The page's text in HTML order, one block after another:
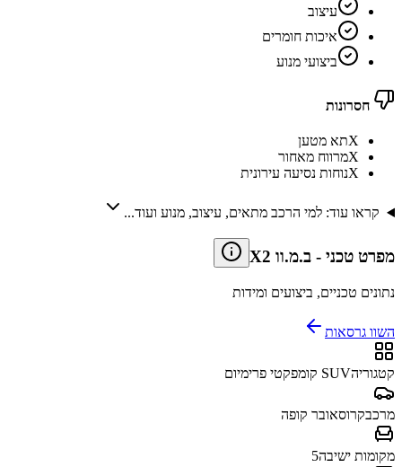
עיצוב
איכות חומרים
ביצועי מנוע
חסרונות
Xתא מטען
Xמרווח מאחור
Xנוחות נסיעה עירונית
קראו עוד: למי הרכב מתאים, עיצוב, מנוע ועוד...
מפרט טכני - ב.מ.וו X2
נתונים טכניים, ביצועים ומידות
השוו גרסאות
קטגוריהSUV קומפקטי פרימיום
מרכבקרוסאובר קופה
מקומות ישיבה5